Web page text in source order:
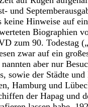
und
keine Hinweise auf
Biographien
zum 90. Todestag
zwar auf ein
aber nur
sowie der Städte
Hamburg und
der Hapag und